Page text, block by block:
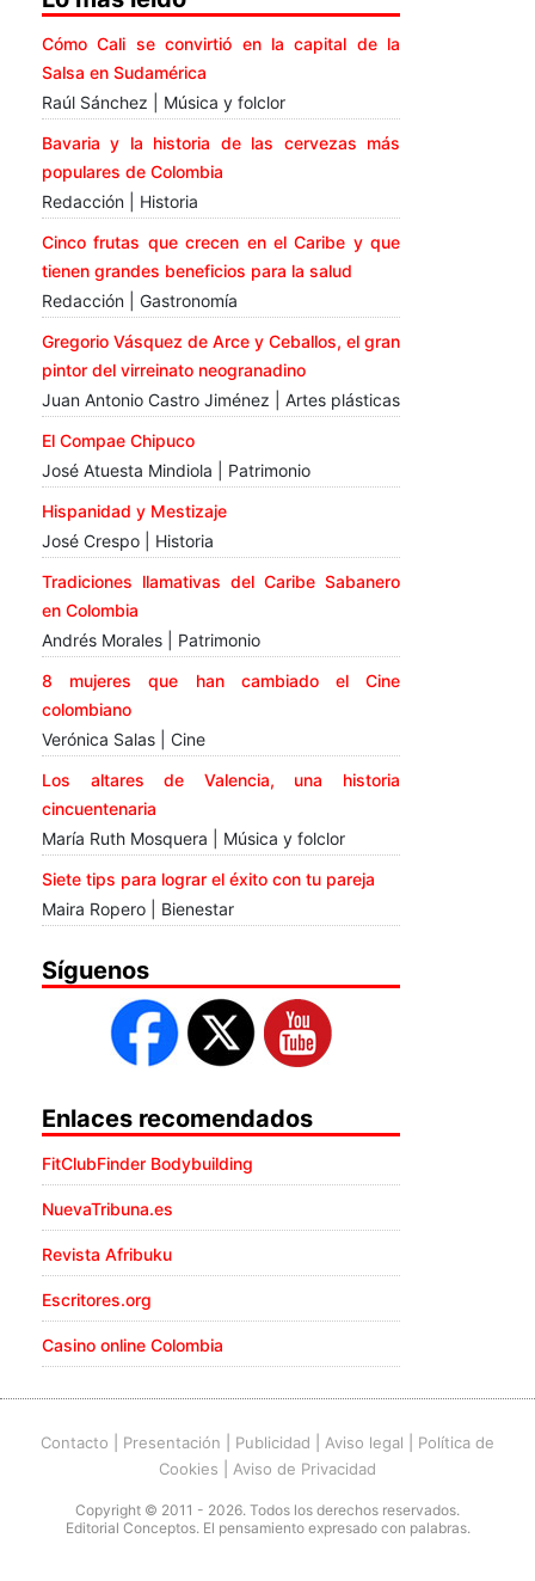
Cómo Cali se convirtió en la capital de la
Salsa en Sudamérica
Raúl Sánchez | Música y folclor
Bavaria y la historia de las cervezas más
populares de Colombia
Redacción | Historia
Cinco frutas que crecen en el Caribe y que
tienen grandes beneficios para la salud
Redacción | Gastronomía
Gregorio Vásquez de Arce y Ceballos, el gran
pintor del virreinato neogranadino
Juan Antonio Castro Jiménez | Artes plásticas
El Compae Chipuco
José Atuesta Mindiola | Patrimonio
Hispanidad y Mestizaje
José Crespo | Historia
Tradiciones llamativas del Caribe Sabanero
en Colombia
Andrés Morales | Patrimonio
8 mujeres que han cambiado el Cine
colombiano
Verónica Salas | Cine
Los altares de Valencia, una historia
cincuentenaria
María Ruth Mosquera | Música y folclor
Siete tips para lograr el éxito con tu pareja
Maira Ropero | Bienestar
Síguenos
Enlaces recomendados
FitClubFinder Bodybuilding
NuevaTribuna.es
Revista Afribuku
Escritores.org
Casino online Colombia
Contacto Presentación Publicidad Aviso legal
Política de
Cookies
Aviso de Privacidad
Copyright © 2011 - 2026. Todos los derechos reservados.
Editorial Conceptos. El pensamiento expresado con palabras.